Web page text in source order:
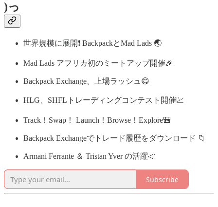
)っ
世界規模に展開❗ BackpackとMad Lads 🌏
Mad Lads アフリカ初のミートアップ開催🎉
Backpack Exchange、上場ラッシュ😋
HLG、SHFLトレーディングコンテスト開催💹
Track！Swap！ Launch！Browse！Explore🎒
Backpack Exchangeでトレード履歴をダウンロード 📁
Armani Ferrante ＆ Tristan Yver の活躍📣
Subscribe